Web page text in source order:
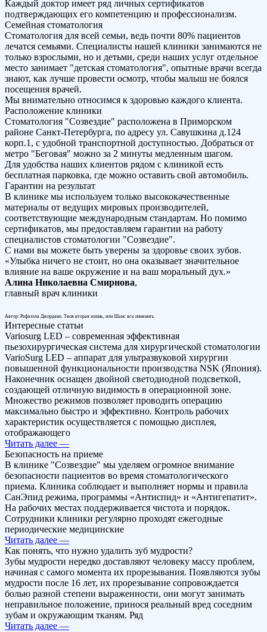
Каждый доктор имеет ряд личных сертификатов
подтверждающих его компетенцию и профессионализм.
Семейная стоматология
Стоматология для всей семьи, ведь почти 80% пациентов
лечатся семьями. Специалисты нашей клиники занимаются не
только взрослыми, но и детьми, среди наших услуг отдельное
место занимает "детская стоматология", опытные врачи всегда
знают, как лучше провести осмотр, чтобы малыш не боялся
посещения врачей.
Мы внимательно относимся к здоровью каждого клиента.
Расположение клиники
Стоматология "Созвездие" расположена в Приморском
районе Санкт-Петербурга, по адресу ул. Савушкина д.124
корп.1, с удобной транспортной доступностью. Добраться от
метро "Беговая" можно за 2 минуты медленным шагом.
Для удобства наших клиентов рядом с клиникой есть
бесплатная парковка, где можно оставить свой автомобиль.
Гарантии на результат
В клинике мы используем только высококачественные
материалы от ведущих мировых производителей,
соответствующие международным стандартам. Но помимо
сертификатов, мы предоставляем гарантии на работу
специалистов стоматологии "Созвездие".
С нами вы можете быть уверены за здоровье своих зубов.
«Улыбка ничего не стоит, но она оказывает значительное
влияние на ваше окружение и на ваш моральный дух.»
Алина Николаевна Смирнова,
главный врач клиники
Автор: Рафаэлла Джордано. Твоя вторая жизнь, или Шанс все изменить
Интересные статьи
Variosurg LED – современная эффективная
пьезохирургическая система для хирургической стоматологии
VarioSurg LED – аппарат для ультразвуковой хирургии
повышенной функциональности производства NSK (Япония).
Наконечник оснащен двойной светодиодной подсветкой,
создающей отличную видимость в операционной зоне.
Множество режимов позволяет проводить операцию
максимально быстро и эффективно. Контроль рабочих
характеристик осуществляется с помощью дисплея,
отображающего
Читать далее —
Безопасность на приеме
В клинике "Созвездие" мы уделяем огромное внимание
безопасности пациентов во время стоматологического
приема. Клиника соблюдает и выполняет нормы и правила
СанЭпид режима, программы «Антиспид» и «Антигепатит».
На рабочих местах поддерживается чистота и порядок.
Сотрудники клиники регулярно проходят ежегодные
периодические медицинские
Читать далее —
Как понять, что нужно удалить зуб мудрости?
Зубы мудрости нередко доставляют человеку массу проблем,
начиная с самого момента их прорезывания. Появляются зубы
мудрости после 16 лет, их прорезывание сопровождается
болью разной степени выраженности, они могут занимать
неправильное положение, принося реальный вред соседним
зубам и окружающим тканям. Ряд
Читать далее —